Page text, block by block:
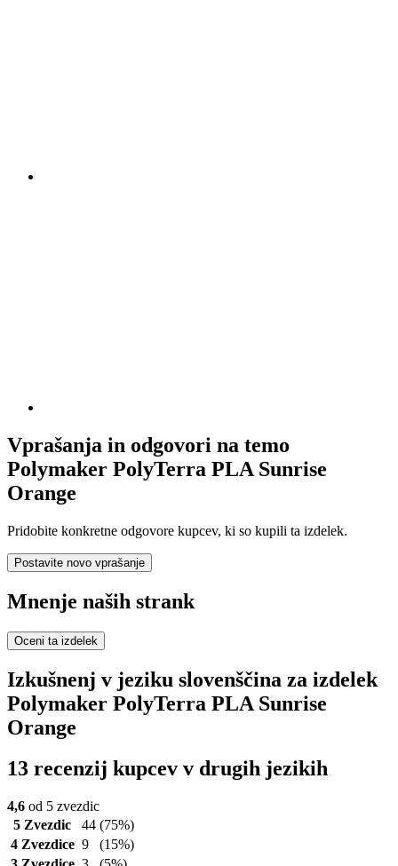
Vprašanja in odgovori na temo
Polymaker PolyTerra PLA Sunrise
Orange
Pridobite konkretne odgovore kupcev, ki so kupili ta izdelek.
Postavite novo vprašanje
Mnenje naših strank
Oceni ta izdelek
Izkušnenj v jeziku slovenščina za izdelek
Polymaker PolyTerra PLA Sunrise
Orange
13 recenzij kupcev v drugih jezikih
4,6 od 5 zvezdic
5 Zvezdic
44 (75%)
4 Zvezdice 9
(15%)